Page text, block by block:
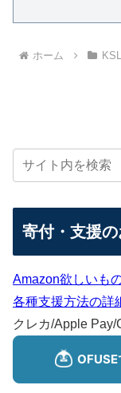
ホーム
寄付・支援
Amazon欲しいも
各種支援方法の詳
クレカ/Apple